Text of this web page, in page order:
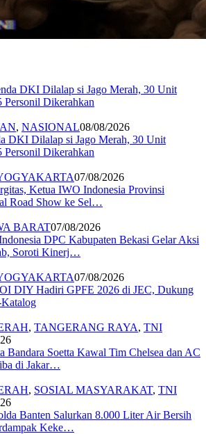
, NASIONAL08/08/2026
DKI Dilalap si Jago Merah, 30 Unit
Personil Dikerahkan
07/08/2026
Ketua IWO Indonesia Provinsi
Road Show ke Sel…
BARAT07/08/2026
DPC Kabupaten Bekasi Gelar Aksi
Soroti Kinerj…
07/08/2026
DIY Hadiri GPFE 2026 di JEC, Dukung
Katalog
, TANGERANG RAYA, TNI
Bandara Soetta Kawal Tim Chelsea dan AC
di Jakar…
, SOSIAL MASYARAKAT, TNI
Banten Salurkan 8.000 Liter Air Bersih
Keke…